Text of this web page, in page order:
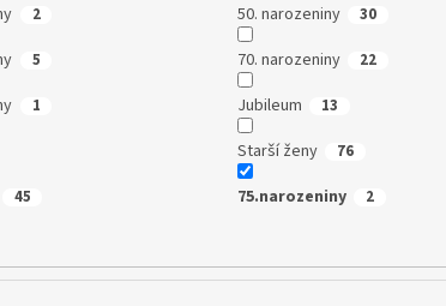
2 50. narozeniny 30
5 70. narozeniny 22
1 Jubileum 13
Starší ženy 76
45 75.narozeniny 2